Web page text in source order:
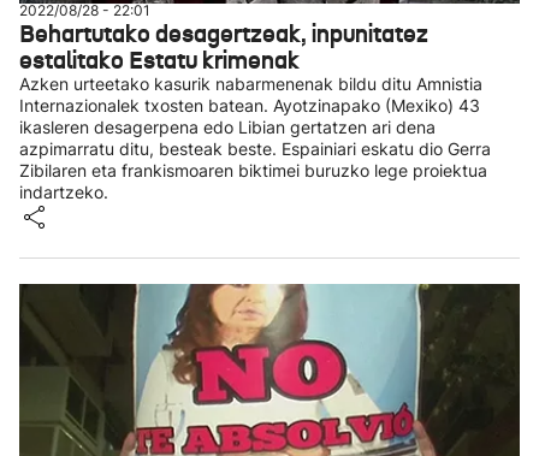
2022/08/28 - 22:01
Behartutako desagertzeak, inpunitatez
estalitako Estatu krimenak
Azken urteetako kasurik nabarmenenak bildu ditu Amnistia
Internazionalek txosten batean. Ayotzinapako (Mexiko) 43
ikasleren desagerpena edo Libian gertatzen ari dena
azpimarratu ditu, besteak beste. Espainiari eskatu dio Gerra
Zibilaren eta frankismoaren biktimei buruzko lege proiektua
indartzeko.